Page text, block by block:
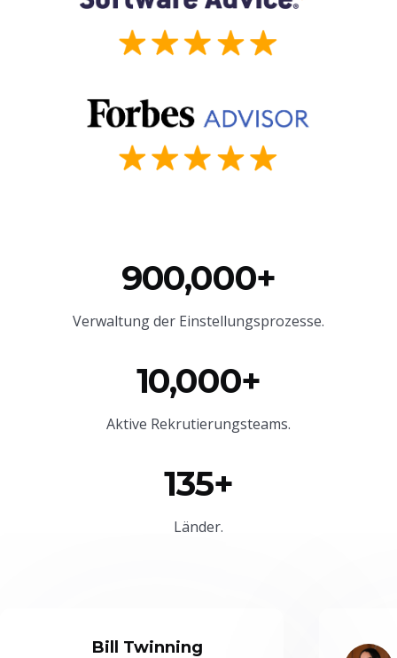
900,000+
Verwaltung der Einstellungsprozesse.
10,000+
Aktive Rekrutierungsteams.
135+
Länder.
Bill Twinning